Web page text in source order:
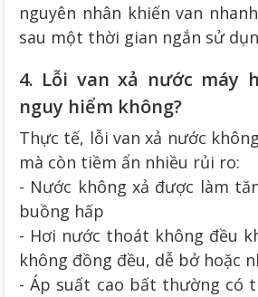
nguyên nhân khiến van
sau một thời gian ngắn sử
4. Lỗi van xả nước máy
nguy hiểm không?
Thực tế, lỗi van xả nước
mà còn tiềm ẩn nhiều rủi ro:
- Nước không xả được làm
buồng hấp
- Hơi nước thoát không đều
không đồng đều, dễ bở hoặc
- Áp suất cao bất thường có